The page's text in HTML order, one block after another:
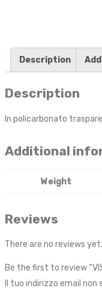
Description
Description
In policarbonato
Additional
Weight
Reviews
There are no reviews yet.
Be the first to review
Il tuo indirizzo email non